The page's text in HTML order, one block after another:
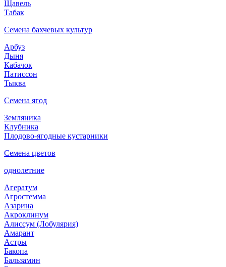
Щавель
Табак
Семена бахчевых культур
Арбуз
Дыня
Кабачок
Патиссон
Тыква
Семена ягод
Земляника
Клубника
Плодово-ягодные кустарники
Семена цветов
однолетние
Агератум
Агростемма
Азарина
Акроклинум
Алиссум (Лобулярия)
Амарант
Астры
Бакопа
Бальзамин